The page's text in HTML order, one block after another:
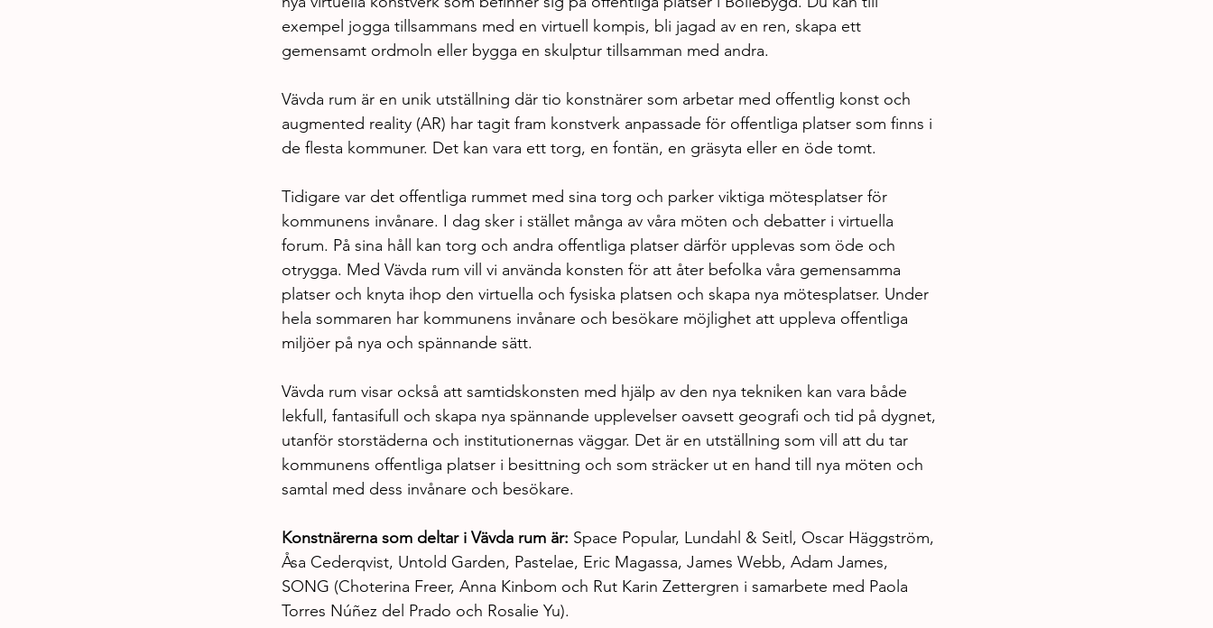
exempel jogga tillsammans med en virtuell kompis, bli jagad av en ren, skapa ett
gemensamt ordmoln eller bygga en skulptur tillsamman med andra.
Vävda rum är en unik utställning där tio konstnärer som arbetar med offentlig konst och
augmented reality (AR) har tagit fram konstverk anpassade för offentliga platser som finns i
de flesta kommuner. Det kan vara ett torg, en fontän, en gräsyta eller en öde tomt.
Tidigare var det offentliga rummet med sina torg och parker viktiga mötesplatser för
kommunens invånare. I dag sker i stället många av våra möten och debatter i virtuella
forum. På sina håll kan torg och andra offentliga platser därför upplevas som öde och
otrygga. Med Vävda rum vill vi använda konsten för att åter befolka våra gemensamma
platser och knyta ihop den virtuella och fysiska platsen och skapa nya mötesplatser. Under
hela sommaren har kommunens invånare och besökare möjlighet att uppleva offentliga
miljöer på nya och spännande sätt.
Vävda rum visar också att samtidskonsten med hjälp av den nya tekniken kan vara både
lekfull, fantasifull och skapa nya spännande upplevelser oavsett geografi och tid på dygnet,
utanför storstäderna och institutionernas väggar. Det är en utställning som vill att du tar
kommunens offentliga platser i besittning och som sträcker ut en hand till nya möten och
samtal med dess invånare och besökare.
Konstnärerna som deltar i Vävda rum är: Space Popular, Lundahl & Seitl, Oscar Häggström,
Åsa Cederqvist, Untold Garden, Pastelae, Eric Magassa, James Webb, Adam James,
SONG (Choterina Freer, Anna Kinbom och Rut Karin Zettergren i samarbete med Paola
Torres Núñez del Prado och Rosalie Yu).